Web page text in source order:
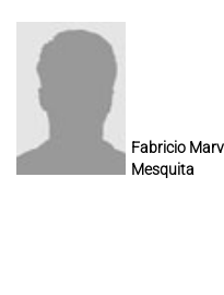
Fabricio
Mesquita